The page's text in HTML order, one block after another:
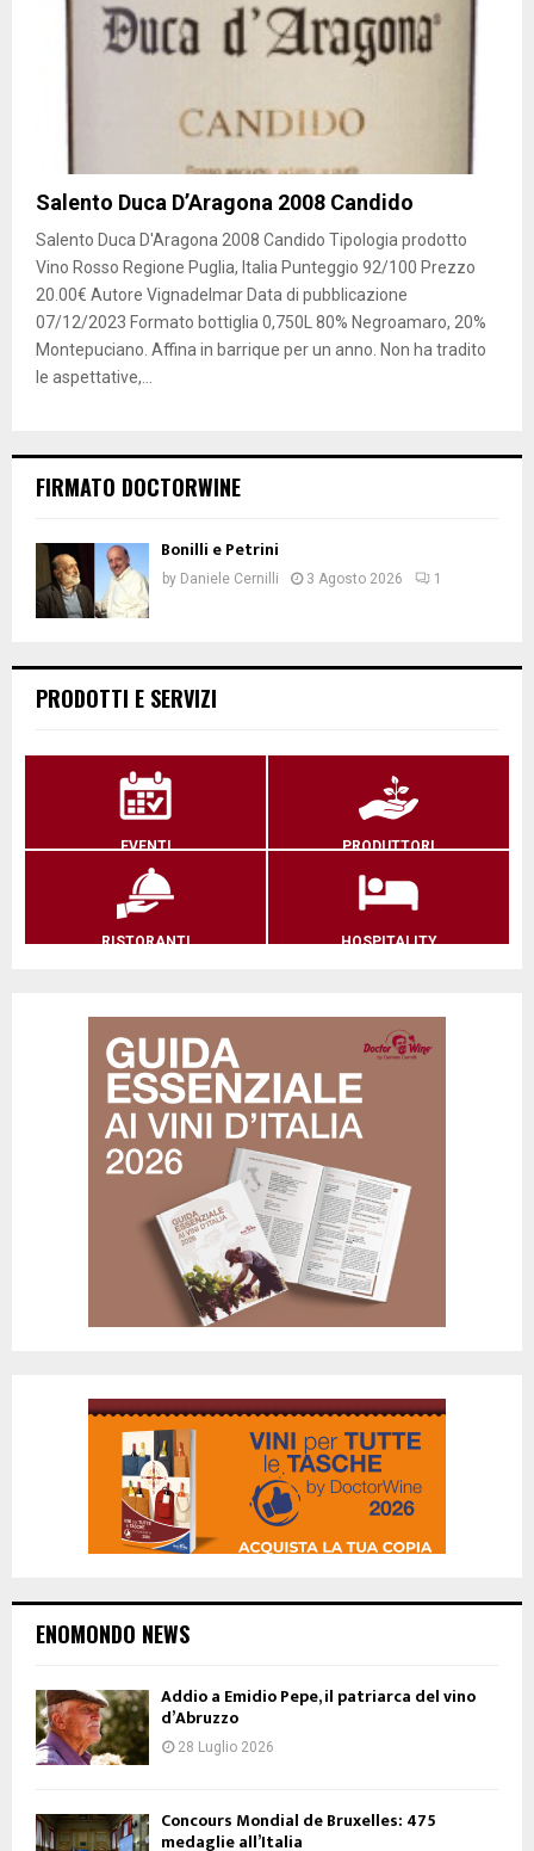
Salento Duca D’Aragona 2008 Candido
Salento Duca D'Aragona 2008 Candido Tipologia prodotto
Vino Rosso Regione Puglia, Italia Punteggio 92/100 Prezzo
20.00€ Autore Vignadelmar Data di pubblicazione
07/12/2023 Formato bottiglia 0,750L 80% Negroamaro, 20%
Montepuciano. Affina in barrique per un anno. Non ha tradito
le aspettative,...
FIRMATO DOCTORWINE
Bonilli e Petrini
by Daniele Cernilli 3 Agosto 2026 1
PRODOTTI E SERVIZI
EVENTI PRODUTTORI
RISTORANTI HOSPITALITY
ENOMONDO NEWS
Addio a Emidio Pepe, il patriarca del vino
d’Abruzzo
28 Luglio 2026
Concours Mondial de Bruxelles: 475
medaglie all’Italia